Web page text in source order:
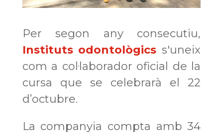
Per segon any consecutiu,
Instituts odontològics s'uneix
com a col·laborador oficial de la
cursa que se celebrarà el 22
d’octubre.
La companyia compta amb 34